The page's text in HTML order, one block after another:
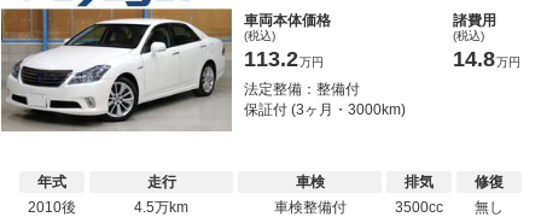
車両本体価格
(税込)
113.2万円
諸費用
(税込)
14.8万円
法定整備：整備付
保証付 (3ヶ月・3000km)
年式
2010後
走行
4.5万km
車検
車検整備付
排気
3500cc
修復
無し